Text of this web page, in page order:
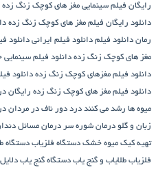
رایگان فیلم سینمایی مغز های کوچک زنگ زده
دانلود رایگان فیلم مغز های کوچک زنگ زده
رمان دانلود فیلم دانلود فیلم ایرانی دانلود
مغز های کوچک زنگ زده دانلود فیلم سینمایی
دانلود فیلم مغزهای کوچک زنگ زده دانلود
دانلود فیلم مغز های کوچک زنگ زده رایگان
میوه ها رشد می کنند درد دور ناف در مردان
زبان و گلو درمان شوره سر درمان مسائل
تهیه کیک میوه خشک دستگاه فلزیاب دستگاه‌
فلزیاب طلایاب و گنج‌ یاب دستگاه‌ گنج‌ یاب